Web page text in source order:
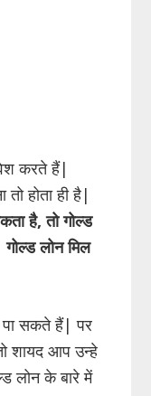
करते हैं|
होता ही है|
है, तो गोल्ड
लोन मिल
पा सकते हैं| पर
शायद आप उन्हे
लोन के बारे में